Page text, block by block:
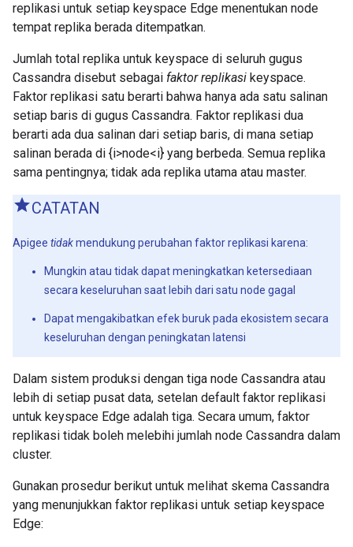
replikasi untuk setiap keyspace Edge menentukan node
tempat replika berada ditempatkan.
Jumlah total replika untuk keyspace di seluruh gugus
Cassandra disebut sebagai faktor replikasi keyspace.
Faktor replikasi satu berarti bahwa hanya ada satu salinan
setiap baris di gugus Cassandra. Faktor replikasi dua
berarti ada dua salinan dari setiap baris, di mana setiap
salinan berada di {i>node<i} yang berbeda. Semua replika
sama pentingnya; tidak ada replika utama atau master.
CATATAN
Apigee tidakmendukung perubahan faktor replikasi karena:
Mungkin atau tidak dapat meningkatkan ketersediaan
secara keseluruhan saat lebih dari satu node gagal
Dapat mengakibatkan efek buruk pada ekosistem secara
keseluruhan dengan peningkatan latensi
Dalam sistem produksi dengan tiga node Cassandra atau
lebih di setiap pusat data, setelan default faktor replikasi
untuk keyspace Edge adalah tiga. Secara umum, faktor
replikasi tidak boleh melebihi jumlah node Cassandra dalam
cluster.
Gunakan prosedur berikut untuk melihat skema Cassandra
yang menunjukkan faktor replikasi untuk setiap keyspace
Edge: